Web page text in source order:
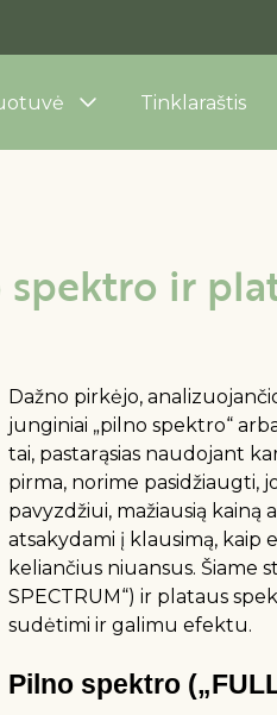
Tinklaraštis
ir
Dažno pirkėjo,
junginiai „pilno spektro“
tai, pastarąsias naudojant
pirma, norime pasidžiaugti,
pavyzdžiui, mažiausią kainą
atsakydami į klausimą, kaip
keliančius niuansus. Šiame
SPECTRUM“) ir plataus
sudėtimi ir galimu efektu.
Pilno spektro